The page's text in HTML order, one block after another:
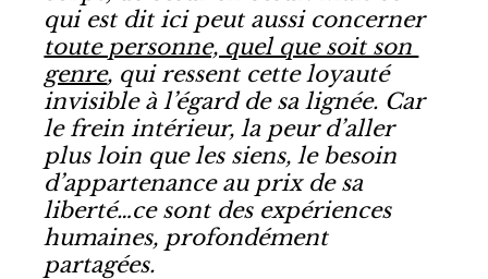
qui est dit ici peut aussi concerner
toute personne, quel que soit son
genre, qui ressent cette loyauté
invisible à l’égard de sa lignée. Car
le frein intérieur, la peur d’aller
plus loin que les siens, le besoin
d’appartenance au prix de sa
liberté…ce sont des expériences
humaines, profondément
partagées.